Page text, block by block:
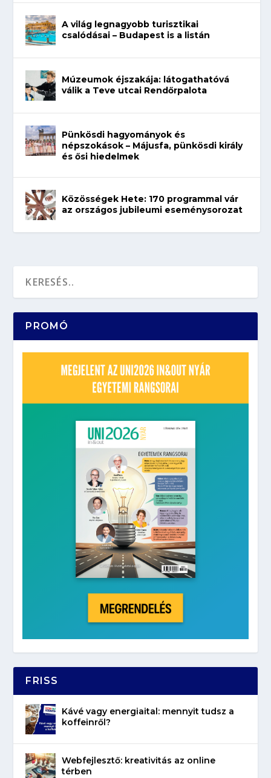
A világ legnagyobb turisztikai
csalódásai – Budapest is a listán
Múzeumok éjszakája: látogathatóvá
válik a Teve utcai Rendőrpalota
Pünkösdi hagyományok és
népszokások – Májusfa, pünkösdi király
és ősi hiedelmek
Közösségek Hete: 170 programmal vár
az országos jubileumi eseménysorozat
PROMÓ
FRISS
Kávé vagy energiaital: mennyit tudsz a
koffeinről?
Webfejlesztő: kreativitás az online
térben